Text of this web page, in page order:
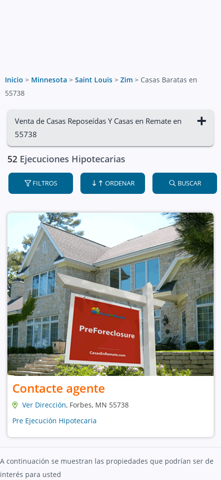
Inicio > Minnesota > Saint Louis > Zim > Casas Baratas en
55738
Venta de Casas Reposeídas Y Casas en Remate en
55738
52 Ejecuciones Hipotecarias
FILTROS ORDENAR BUSCAR
Contacte agente
Ver Dirección, Forbes, MN 55738
Pre Ejecución Hipotecaria
A continuación se muestran las propiedades que podrían ser de
interés para usted